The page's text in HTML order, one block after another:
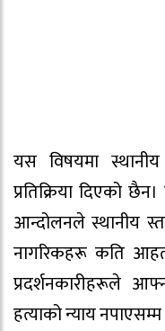
यस विषयमा
प्रतिक्रिया दिएको
आन्दोलनले स्थानीय
नागरिकहरू कति
प्रदर्शनकारीहरूले
हत्याको न्याय